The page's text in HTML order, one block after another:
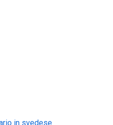
in svedese